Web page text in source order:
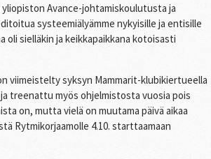
Avance-johtamiskoulutusta ja
systeemiälyämme nykyisille ja entisille
oli sielläkin ja keikkapaikkana kotoisasti
viimeistelty syksyn Mammarit-klubikiertueella
treenattu myös ohjelmistosta vuosia pois
on, mutta vielä on muutama päivä aikaa
Rytmikorjaamolle 4.10. starttaamaan